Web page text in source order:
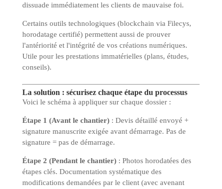
dissuade immédiatement les clients de mauvaise foi.
Certains outils technologiques (blockchain via Filecys,
horodatage certifié) permettent aussi de prouver
l'antériorité et l'intégrité de vos créations numériques.
Utile pour les prestations immatérielles (plans, études,
conseils).
La solution : sécurisez chaque étape du processus
Voici le schéma à appliquer sur chaque dossier :
Étape 1 (Avant le chantier): Devis détaillé envoyé +
signature manuscrite exigée avant démarrage. Pas de
signature = pas de démarrage.
Étape 2 (Pendant le chantier): Photos horodatées des
étapes clés. Documentation systématique des
modifications demandées par le client (avec avenant